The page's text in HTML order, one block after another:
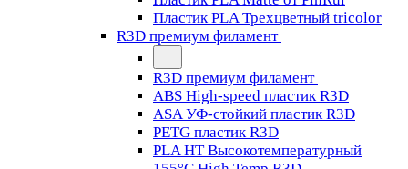
Пластик PLA Трехцветный tricolor
R3D премиум филамент
R3D премиум филамент
ABS High-speed пластик R3D
ASA УФ-стойкий пластик R3D
PETG пластик R3D
PLA HT Высокотемпературный